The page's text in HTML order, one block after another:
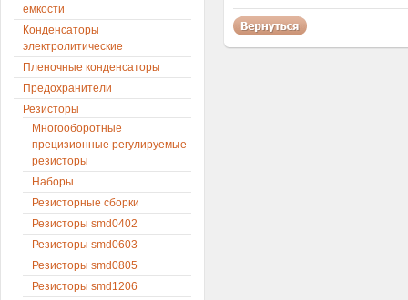
емкости
Конденсаторы
электролитические
Пленочные конденсаторы
Предохранители
Резисторы
Многооборотные
прецизионные регулируемые
резисторы
Наборы
Резисторные сборки
Резисторы smd0402
Резисторы smd0603
Резисторы smd0805
Резисторы smd1206